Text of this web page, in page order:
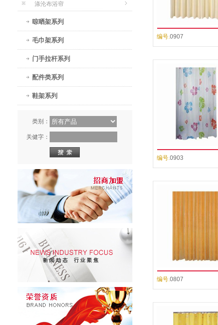
涤沦布浴帘
晾晒架系列
毛巾架系列
门手拉杆系列
配件类系列
鞋架系列
类别：
关健字：
编号.0907
编号.0903
编号.0807